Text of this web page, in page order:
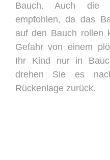
Bauch. Auch die
empfohlen, da das
auf den Bauch rollen
Gefahr von einem
Ihr Kind nur in
drehen Sie es
Rückenlage zurück.